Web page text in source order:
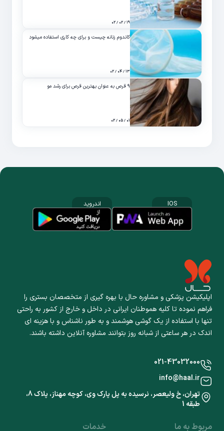
۱۹ / ۰۲ / ۰۲
کاندوم زنانه چیست و برای چه کاری استفاده میشود
۱۳ / ۰۴ / ۰۲
۹ قرص به عنوان بهترین قرص برای رشد مو
۰۱ / ۰۵ / ۰۲
اپلیکیشن پزشکی و مشاوره حال با بهره گیری از متخصصان بستری را
فراهم نموده تا کلیه هموطنان ایرانی در داخل و خارج از کشور به راحتی
تنها با استفاده از یک گوشی هوشمند و به طور ناشناس و با هزینه ای
اندک در هر ساعتی از شبانه روز بتوانند مشاوره آنلاین داشته باشند.
IOS اندروید
مربوط به ما خدمات
021-43032000
info@haal.ir
تهران، خ ولیعصر، نرسیده به پل پارک وی، کوچه مهناز، پلاک 8،
طبقه 1